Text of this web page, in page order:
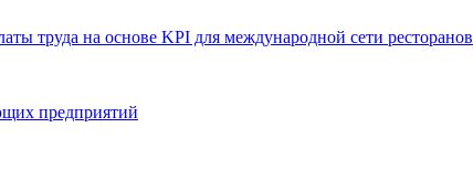
труда на основе KPI для международной сети ресторанов
предприятий